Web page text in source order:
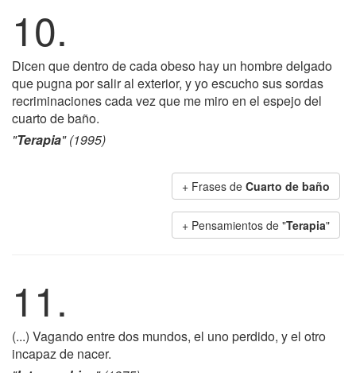
10.
Dicen que dentro de cada obeso hay un hombre delgado
que pugna por salir al exterior, y yo escucho sus sordas
recriminaciones cada vez que me miro en el espejo del
cuarto de baño.
"Terapia" (1995)
+ Frases de Cuarto de baño
+ Pensamientos de "Terapia"
11.
(...) Vagando entre dos mundos, el uno perdido, y el otro
incapaz de nacer.